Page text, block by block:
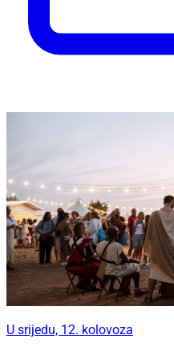
U srijedu, 12. kolovoza